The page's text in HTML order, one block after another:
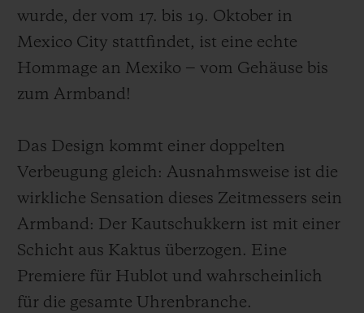
wurde, der vom 17. bis 19. Oktober in
Mexico City stattfindet, ist eine echte
Hommage an Mexiko ‒ vom Gehäuse bis
zum Armband!
Das Design kommt einer doppelten
Verbeugung gleich: Ausnahmsweise ist die
wirkliche Sensation dieses Zeitmessers sein
Armband: Der Kautschukkern ist mit einer
Schicht aus Kaktus überzogen. Eine
Premiere für Hublot und wahrscheinlich
für die gesamte Uhrenbranche.